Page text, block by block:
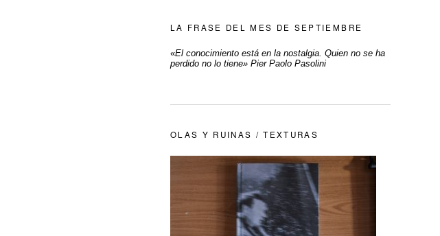
LA FRASE DEL MES DE SEPTIEMBRE
«El conocimiento está en la nostalgia. Quien no se ha
perdido no lo tiene» Pier Paolo Pasolini
OLAS Y RUINAS / TEXTURAS